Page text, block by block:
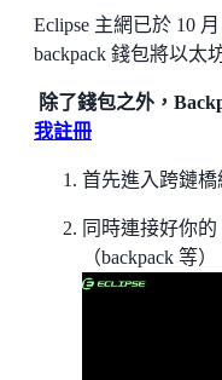
Eclipse 主網已於 10
backpack 錢包將以太
除了錢包之外，
我註冊
首先進入跨鏈橋
同時連接好你的
（backpack 等）